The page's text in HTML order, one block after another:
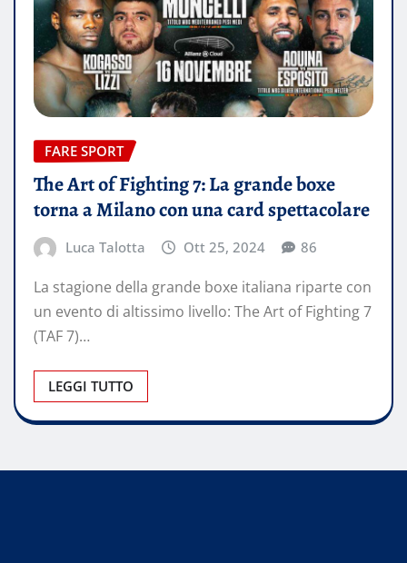
FARE SPORT
The Art of Fighting 7: La grande boxe
torna a Milano con una card spettacolare
Luca Talotta Ott 25, 2024 86
La stagione della grande boxe italiana riparte con
un evento di altissimo livello: The Art of Fighting 7
(TAF 7)…
LEGGI TUTTO